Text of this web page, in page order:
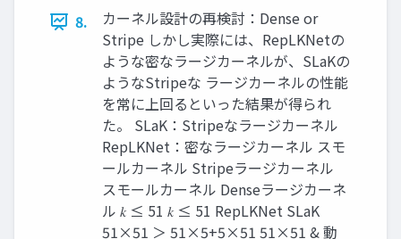
8.
カーネル設計の再検討：Dense or
Stripe しかし実際には、RepLKNetの
ような密なラージカーネルが、SLaKの
ようなStripeな ラージカーネルの性能
を常に上回るといった結果が得られ
た。 SLaK：Stripeなラージカーネル
RepLKNet：密なラージカーネル スモ
ールカーネル Stripeラージカーネル
スモールカーネル Denseラージカーネ
ル 𝑘 ≤ 51 𝑘 ≤ 51 RepLKNet SLaK
51×51 ＞ 51×5+5×51 51×51 & 動